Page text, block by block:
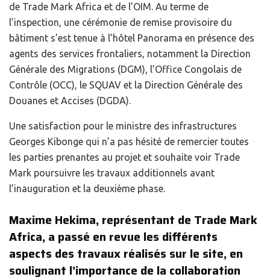
de Trade Mark Africa et de l’OIM. Au terme de
l’inspection, une cérémonie de remise provisoire du
bâtiment s’est tenue à l’hôtel Panorama en présence des
agents des services frontaliers, notamment la Direction
Générale des Migrations (DGM), l’Office Congolais de
Contrôle (OCC), le SQUAV et la Direction Générale des
Douanes et Accises (DGDA).
Une satisfaction pour le ministre des infrastructures
Georges Kibonge qui n’a pas hésité de remercier toutes
les parties prenantes au projet et souhaite voir Trade
Mark poursuivre les travaux additionnels avant
l’inauguration et la deuxième phase.
Maxime Hekima, représentant de Trade Mark
Africa, a passé en revue les différents
aspects des travaux réalisés sur le site, en
soulignant l’importance de la collaboration